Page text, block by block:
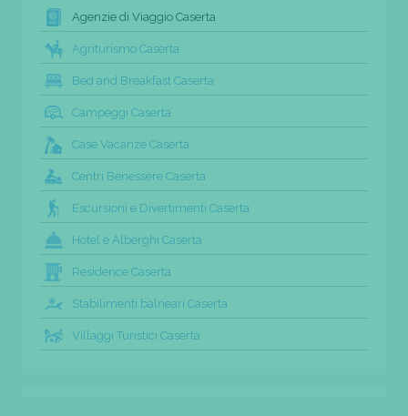
Agenzie di Viaggio Caserta
Agriturismo Caserta
Bed and Breakfast Caserta
Campeggi Caserta
Case Vacanze Caserta
Centri Benessere Caserta
Escursioni e Divertimenti Caserta
Hotel e Alberghi Caserta
Residence Caserta
Stabilimenti balneari Caserta
Villaggi Turistici Caserta